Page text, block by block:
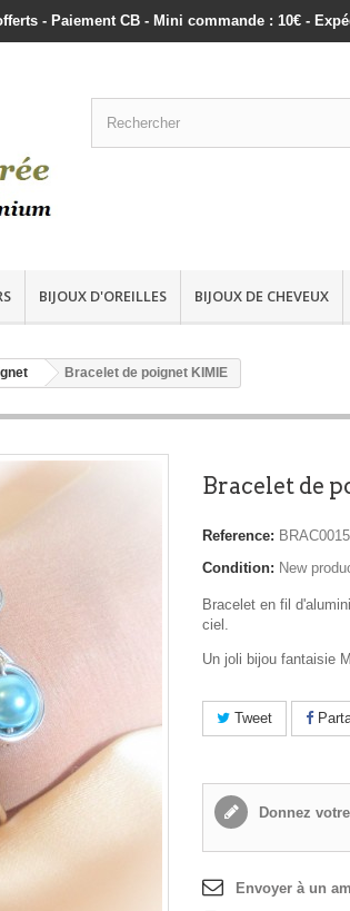
- Paiement CB - Mini commande : 10€ -
BIJOUX D'OREILLES BIJOUX DE CHEVEUX
Bracelet de poignet KIMIE
Bracelet de
Reference: BRAC0015
Condition: New
Bracelet en fil
ciel.
Un joli bijou fantaisie
Tweet
Donnez
Envoyer à un